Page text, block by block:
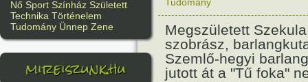
Nő Sport Színház Született
Technika Történelem
Tudomány Ünnep Zene
mireiszunk.hu
Megszületett
szobrász,
Szemlő-hegyi
jutott át a "Tű foka"